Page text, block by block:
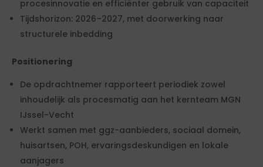
procesinnovatie en efficiënter gebruik van capaciteit
Tijdshorizon: 2026–2027, met doorwerking naar
structurele inbedding
Positionering
De opdrachtnemer rapporteert periodiek zowel
inhoudelijk als procesmatig aan het kernteam MGN
IJssel-Vecht
Werkt samen met ggz-aanbieders, sociaal domein,
huisartsen, POH, ervaringsdeskundigen en lokale
aanjagers